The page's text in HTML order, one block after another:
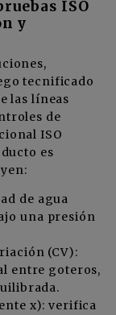
ISO
y
tecnificado
las líneas
de
ISO
es
de agua
una presión
(CV):
entre goteros,
x): verifica